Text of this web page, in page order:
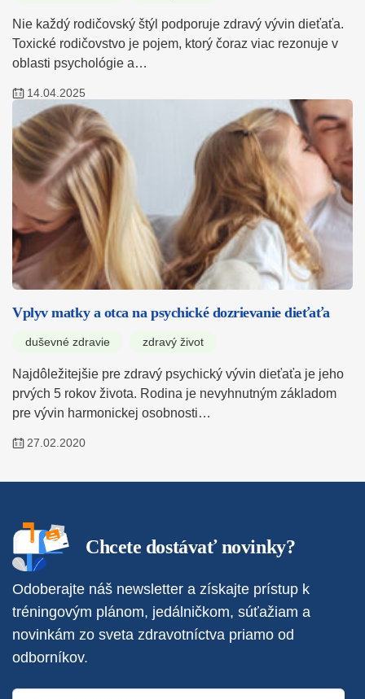
Nie každý rodičovský štýl podporuje zdravý vývin dieťaťa.
Toxické rodičovstvo je pojem, ktorý čoraz viac rezonuje v
oblasti psychológie a…
14.04.2025
Vplyv matky a otca na psychické dozrievanie dieťaťa
duševné zdravie zdravý život
Najdôležitejšie pre zdravý psychický vývin dieťaťa je jeho
prvých 5 rokov života. Rodina je nevyhnutným základom
pre vývin harmonickej osobnosti…
27.02.2020
Chcete dostávať novinky?
Odoberajte náš newsletter a získajte prístup k
tréningovým plánom, jedálničkom, súťažiam a
novinkám zo sveta zdravotníctva priamo od
odborníkov.